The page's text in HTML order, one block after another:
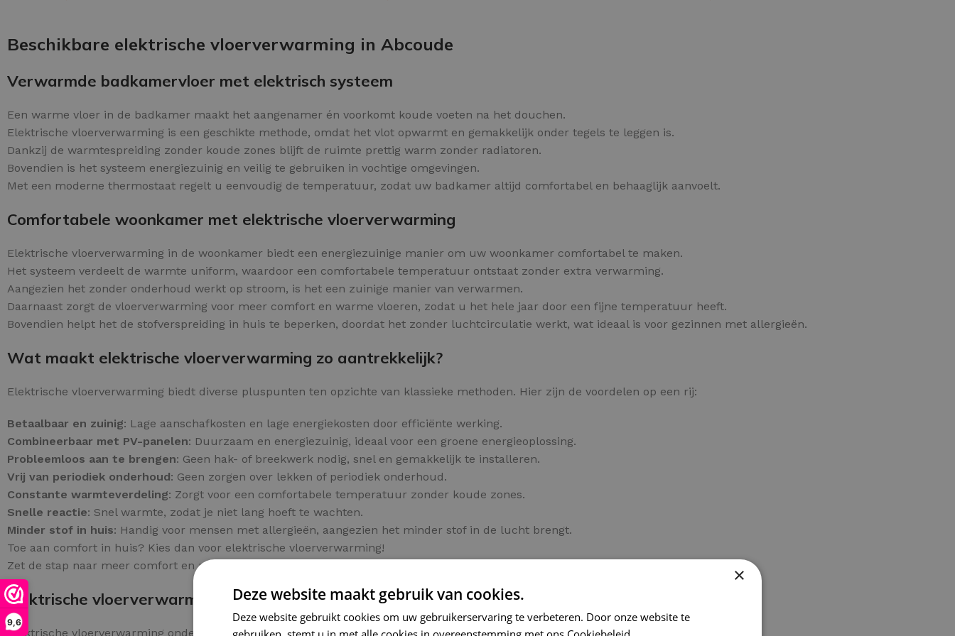
9,6
Gietvloer Epoxy
Beschikbare elektrische vloerverwarming in Abcoude
Verwarmde badkamervloer met elektrisch systeem
Een warme vloer in de badkamer maakt het aangenamer én voorkomt koude voeten na het douchen.
Elektrische vloerverwarming is een geschikte methode, omdat het vlot opwarmt en gemakkelijk onder tegels te leggen is.
Dankzij de warmtespreiding zonder koude zones blijft de ruimte prettig warm zonder radiatoren.
Bovendien is het systeem energiezuinig en veilig te gebruiken in vochtige omgevingen.
Met een moderne thermostaat regelt u eenvoudig de temperatuur, zodat uw badkamer altijd comfortabel en behaaglijk aanvoelt.
Comfortabele woonkamer met elektrische vloerverwarming
Elektrische vloerverwarming in de woonkamer biedt een energiezuinige manier om uw woonkamer comfortabel te maken.
Het systeem verdeelt de warmte uniform, waardoor een comfortabele temperatuur ontstaat zonder extra verwarming.
Aangezien het zonder onderhoud werkt op stroom, is het een zuinige manier van verwarmen.
Daarnaast zorgt de vloerverwarming voor meer comfort en warme vloeren, zodat u het hele jaar door een fijne temperatuur heeft.
Bovendien helpt het de stofverspreiding in huis te beperken, doordat het zonder luchtcirculatie werkt, wat ideaal is voor gezinnen met allergieën.
Wat maakt elektrische vloerverwarming zo aantrekkelijk?
Elektrische vloerverwarming biedt diverse pluspunten ten opzichte van klassieke methoden. Hier zijn de voordelen op een rij:
Betaalbaar en zuinig: Lage aanschafkosten en lage energiekosten door efficiënte werking.
Combineerbaar met PV-panelen: Duurzaam en energiezuinig, ideaal voor een groene energieoplossing.
Probleemloos aan te brengen: Geen hak- of breekwerk nodig, snel en gemakkelijk te installeren.
Vrij van periodiek onderhoud: Geen zorgen over lekken of periodiek onderhoud.
Constante warmteverdeling: Zorgt voor een comfortabele temperatuur zonder koude zones.
Snelle reactie: Snel warmte, zodat je niet lang hoeft te wachten.
Minder stof in huis: Handig voor mensen met allergieën, aangezien het minder stof in de lucht brengt.
Toe aan comfort in huis? Kies dan voor elektrische vloerverwarming!
Zet de stap naar meer comfort en plaats vandaag nog uw bestelling.
Elektrische vloerverwarming geschikt voor tegels
Elektrische vloerverwarming onder tegels biedt een warme tegelvloer op een slimme manier.
×
Deze website maakt gebruik van cookies.
Deze website gebruikt cookies om uw gebruikerservaring te verbeteren. Door onze website te